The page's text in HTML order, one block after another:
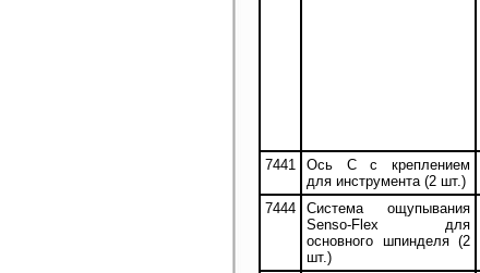
7441
Ось С с креплением
для инструмента (2 шт.)
7444
Система ощупывания
Senso-Flex для
основного шпинделя (2
шт.)